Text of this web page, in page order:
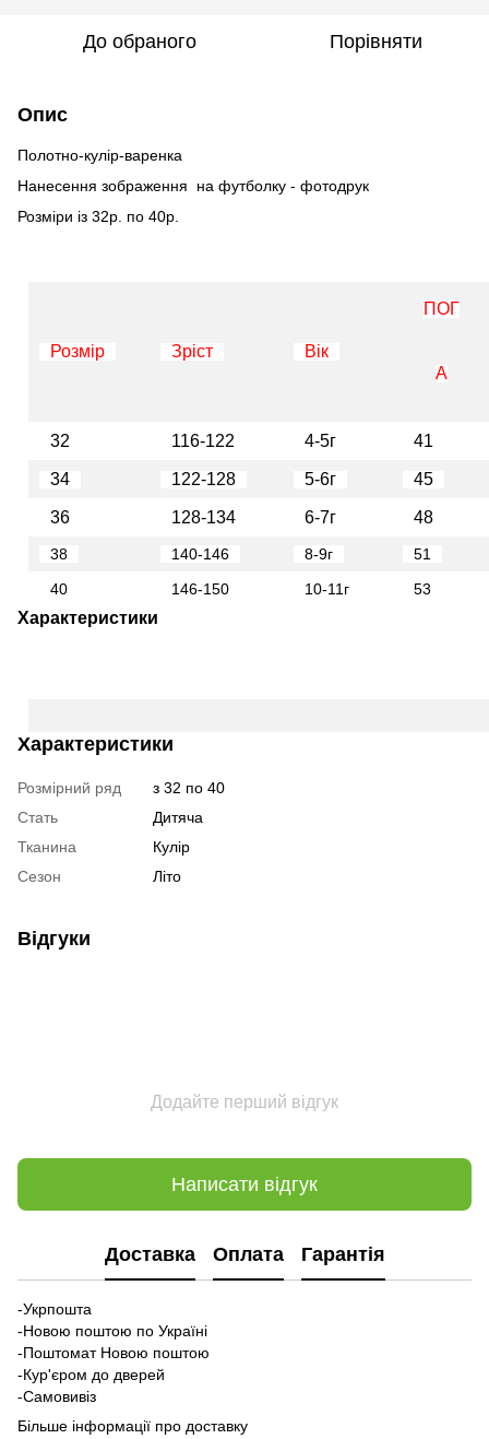
До обраного Порівняти
Опис
Полотно-кулір-варенка
Нанесення зображення на футболку - фотодрук
Розміри із 32р. по 40р.
Розмір Зріст Вік
ПОГ
А
32 116-122 4-5г 41
34 122-128 5-6г 45
36 128-134 6-7г 48
38 140-146 8-9г
51
40
146-150 10-11г 53
Характеристики
Характеристики
Розмірний ряд
з 32 по 40
Стать
Дитяча
Тканина
Кулір
Сезон
Літо
Відгуки
Додайте перший відгук
Написати відгук
Доставка Оплата Гарантія
-Укрпошта
-Новою поштою по Україні
-Поштомат Новою поштою
-Кур'єром до дверей
-Самовивіз
Більше інформації про доставку